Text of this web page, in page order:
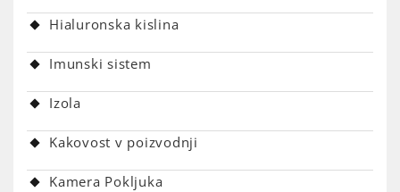
Hialuronska kislina
Imunski sistem
Izola
Kakovost v poizvodnji
Kamera Pokljuka